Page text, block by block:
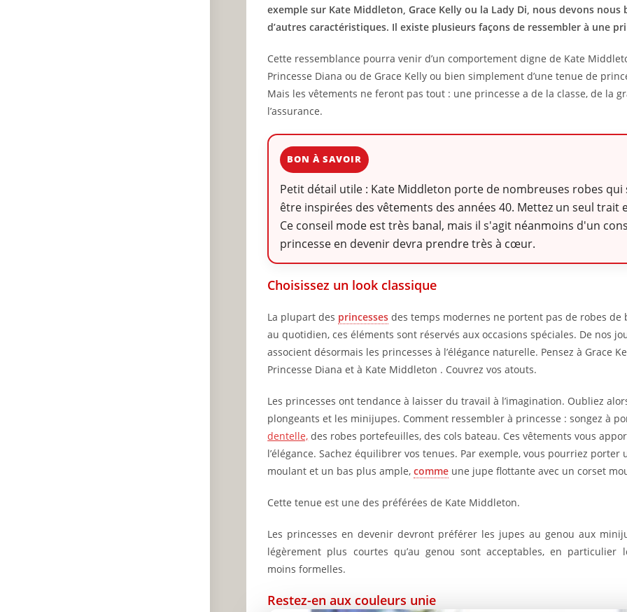
exemple sur Kate Middleton, Grace Kelly ou la Lady Di, nous devons nous
d’autres caractéristiques. Il existe plusieurs façons de ressembler à une
Cette ressemblance pourra venir d’un comportement digne de Kate
Princesse Diana ou de Grace Kelly ou bien simplement d’une tenue de
Mais les vêtements ne feront pas tout : une princesse a de la classe, de la
l’assurance.
BON À SAVOIR
Petit détail utile : Kate Middleton porte de nombreuses robes qui
être inspirées des vêtements des années 40. Mettez un seul trait
Ce conseil mode est très banal, mais il s'agit néanmoins d'un
princesse en devenir devra prendre très à cœur.
Choisissez un look classique
La plupart des princesses des temps modernes ne portent pas de robes de
au quotidien, ces éléments sont réservés aux occasions spéciales. De nos
associent désormais les princesses à l’élégance naturelle. Pensez à Grace
Princesse Diana et à Kate Middleton . Couvrez vos atouts.
Les princesses ont tendance à laisser du travail à l’imagination. Oubliez
plongeants et les minijupes. Comment ressembler à princesse : songez à
dentelle, des robes portefeuilles, des cols bateau. Ces vêtements vous
l’élégance. Sachez équilibrer vos tenues. Par exemple, vous pourriez porter
moulant et un bas plus ample,comme une jupe flottante avec un corset
Cette tenue est une des préférées de Kate Middleton.
Les princesses en devenir devront préférer les jupes au genou aux
légèrement plus courtes qu’au genou sont acceptables, en particulier
moins formelles.
Restez-en aux couleurs unie